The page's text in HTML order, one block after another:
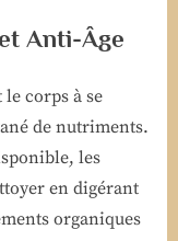
Anti-Âge
corps à se
de nutriments.
les
en digérant
organiques